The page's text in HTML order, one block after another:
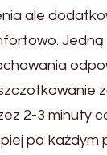
ale
2-3 minuty
po każdym